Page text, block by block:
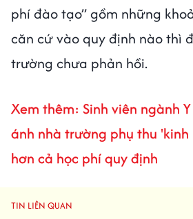
phí đào tạo” gồm những
căn cứ vào quy định nào thì
trường chưa phản hồi.
Xem thêm: Sinh viên ngành
ánh nhà trường phụ thu
hơn cả học phí quy định
TIN LIÊN QUAN